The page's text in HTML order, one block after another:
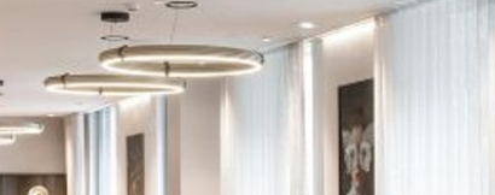
Katso kuva 1 / 4